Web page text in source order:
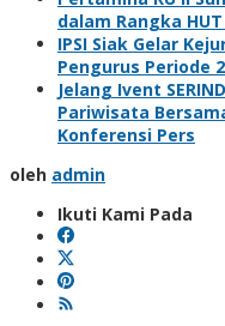
dalam Rangka
IPSI Siak Gelar
Pengurus Periode
Jelang Ivent
Pariwisata
Konferensi Pers
oleh admin
Ikuti Kami Pada